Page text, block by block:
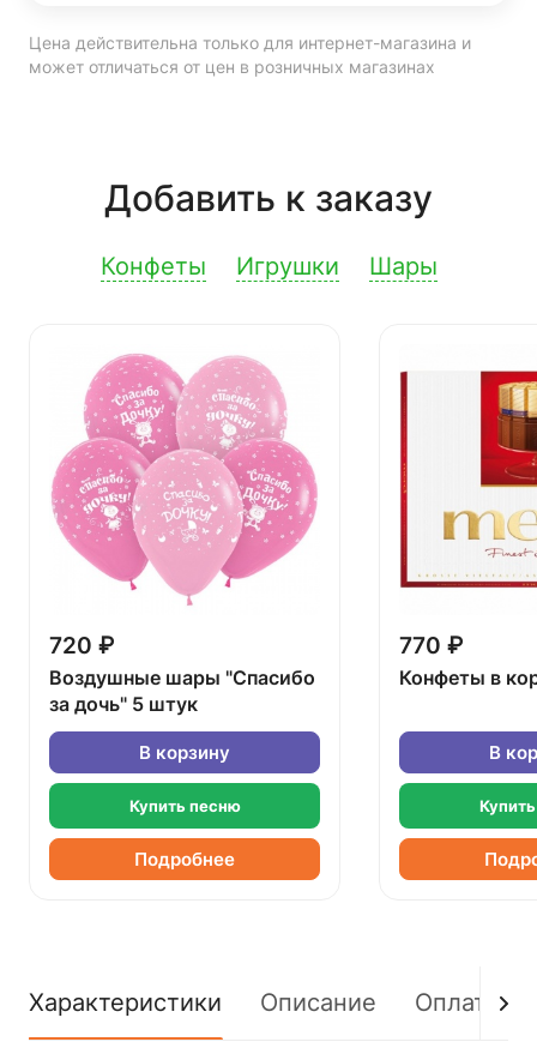
Цена действительна только для интернет-магазина и
может отличаться от цен в розничных магазинах
Добавить к заказу
Конфеты Игрушки Шары
720 ₽
Воздушные шары "Спасибо
за дочь" 5 штук
В корзину
Купить песню
Подробнее
770 ₽
Конфеты в
В
Характеристики Описание Оплата